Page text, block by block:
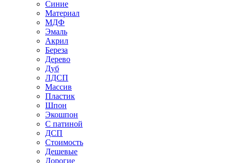
Синие
Материал
МДФ
Эмаль
Акрил
Береза
Дерево
Дуб
ЛДСП
Массив
Пластик
Шпон
Экошпон
С патиной
ДСП
Стоимость
Дешевые
Дорогие